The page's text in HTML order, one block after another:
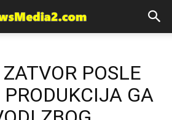
POSLE
PRODUKCIJA GA